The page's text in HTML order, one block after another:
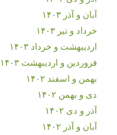
آبان و آذر ۱۴۰۳
خرداد و تیر ۱۴۰۳
اردیبهشت و خرداد ۱۴۰۳
فروردین و اردیبهشت ۱۴۰۳
بهمن و اسفند ۱۴۰۲
دی و بهمن ۱۴۰۲
آذر و دی ۱۴۰۲
آبان و آذر ۱۴۰۲